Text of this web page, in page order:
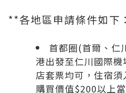
**各地區申請條件如下：
首都圈(首爾、仁
港出發至仁川國際
店套票均可，住宿須
購買價值$200以上